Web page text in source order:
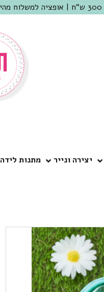
יצירה ונייר מתנות לידה